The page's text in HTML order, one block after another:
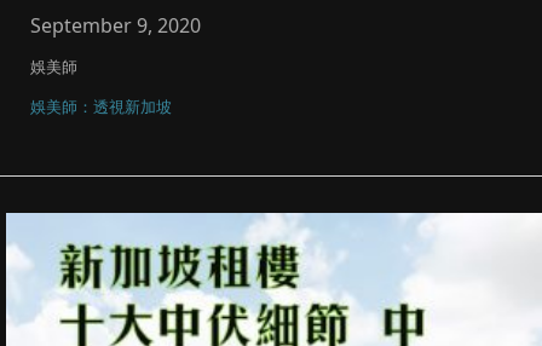
September 9, 2020
娛美師
娛美師：透視新加坡